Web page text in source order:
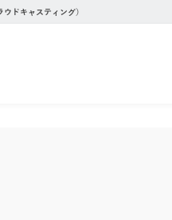
ドキャスティング）